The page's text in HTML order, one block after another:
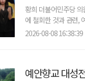
황희 더불어민주당
에 철회한 것과 관련,
2026-08-08 16:38:39
예안향교 대성